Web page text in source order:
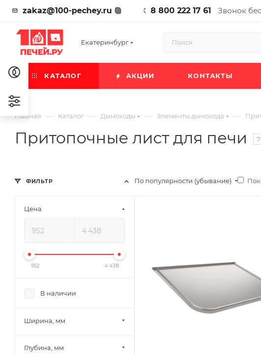
zakaz@100-pechey.ru 8 800 222 17 61 Звонок
Екатеринбург
КАТАЛОГ АКЦИИ КОНТАКТЫ
Главная — Каталог — Дымоходы — Элементы дымохода —
Притопочные лист для печи 7
По популярности (убывание)
10
Материал изготовления
Оцинкованная сталь
Производитель
ФИЛЬТР
Цена
952 4 438
В наличии
Ширина, мм
Глубина, мм